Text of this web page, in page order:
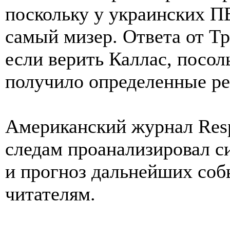
поскольку у украинских
самый мизер. Ответа от
если верить Каллас,
получило определенные
Американский журнал
следам проанализировал
и прогноз дальнейших
читателям.